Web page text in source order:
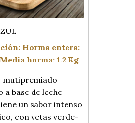
Horma entera:
Media horma: 1.2 Kg.
mutipremiado
a base de leche
un sabor intenso
con vetas verde-